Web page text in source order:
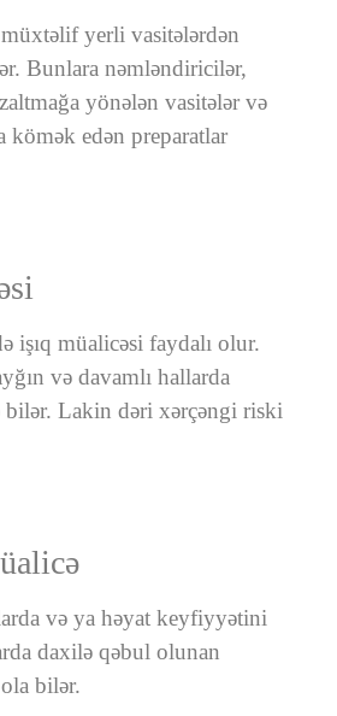
yerli vasitələrdən
Bunlara nəmləndiricilər,
yönələn vasitələr və
kömək edən preparatlar
işıq müalicəsi faydalı olur.
və davamlı hallarda
bilər. Lakin dəri xərçəngi riski
və ya həyat keyfiyyətini
daxilə qəbul olunan
bilər.